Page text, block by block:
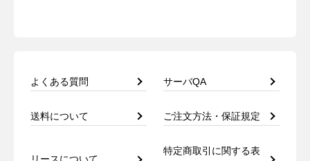
よくある質問 サーバQA
送料について ご注文方法・保証規定
特定商取引に関する表